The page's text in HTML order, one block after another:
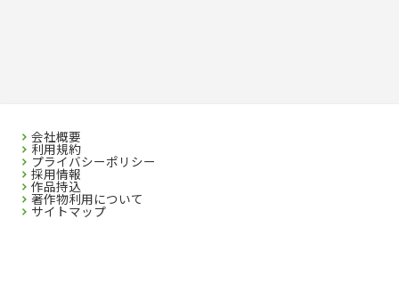
会社概要
利用規約
プライバシーポリシー
採用情報
作品持込
著作物利用について
サイトマップ